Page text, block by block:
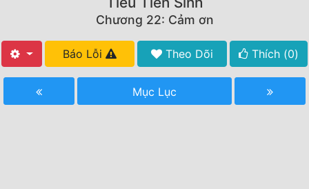
Tất Cả
Chương 22: Cảm ơn
Báo Lỗi Theo Dõi Thích (0)
Mục Lục